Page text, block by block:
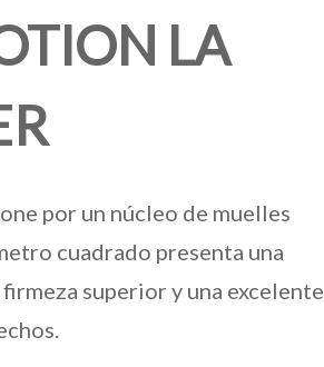
LA
por un núcleo de muelles
cuadrado presenta una
superior y una excelente